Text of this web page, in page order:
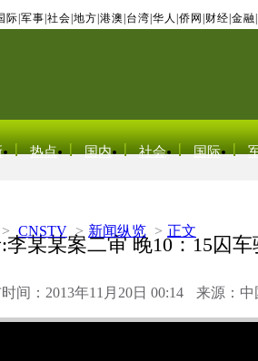
际 军事 社会 地方 港澳 台湾 华人 侨网 财经 金融
热点 国内 社会 国际
> CNSTV > 新闻纵览 > 正文
李某某案二审 晚10：15囚
间：2013年11月20日 00:14 来源：中